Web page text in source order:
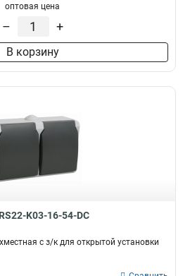
оптовая цена
– +
В корзину
K03-16-54-DC
с з/к для открытой установки